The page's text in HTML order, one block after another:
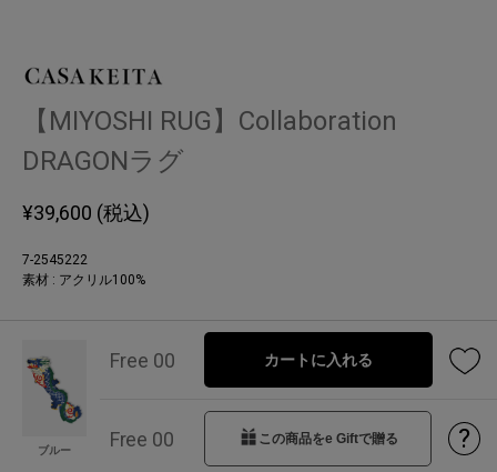
【MIYOSHI RUG】Collaboration
DRAGONラグ
¥39,600 (税込)
7-2545222
素材 : アクリル100%
ブルー
Free 00 カートに入れる
Free 00 この商品をe Giftで贈る ?